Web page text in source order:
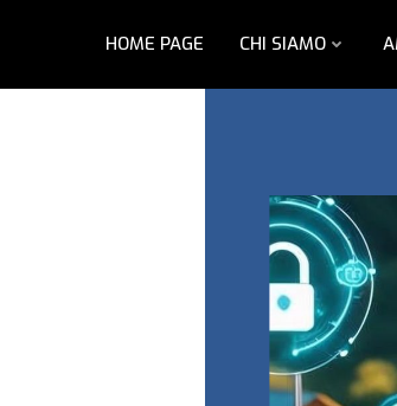
HOME PAGE CHI SIAMO